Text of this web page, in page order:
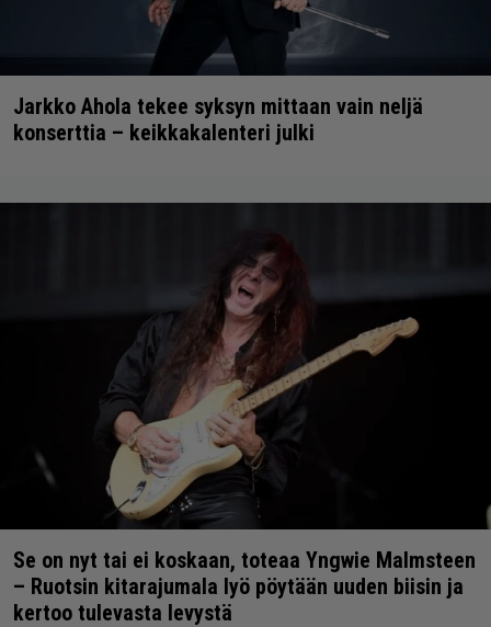
Jarkko Ahola tekee syksyn mittaan vain neljä
konserttia – keikkakalenteri julki
Se on nyt tai ei koskaan, toteaa Yngwie Malmsteen
– Ruotsin kitarajumala lyö pöytään uuden biisin ja
kertoo tulevasta levystä